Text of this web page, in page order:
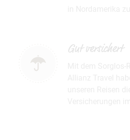
Gut versichert